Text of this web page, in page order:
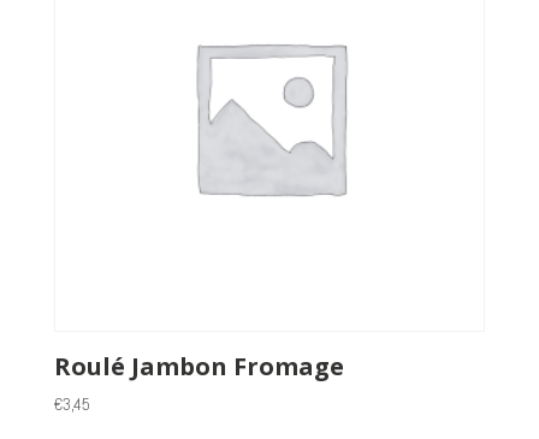
Roulé Jambon Fromage
€3,45